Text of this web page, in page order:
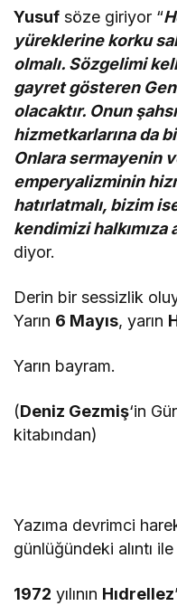
Yusuf söze giriyor “
yüreklerine korku
olmalı. Sözgelimi
gayret gösteren
olacaktır. Onun
hizmetkarlarına da
Onlara sermayenin
emperyalizminin
hatırlatmalı, bizim
kendimizi halkımıza
diyor.
Derin bir sessizlik
Yarın 6 Mayıs, yarın
Yarın bayram.
(Deniz Gezmiş‘in
kitabından)
Yazıma devrimci
günlüğündeki alıntı
1972 yılının Hıdrellez